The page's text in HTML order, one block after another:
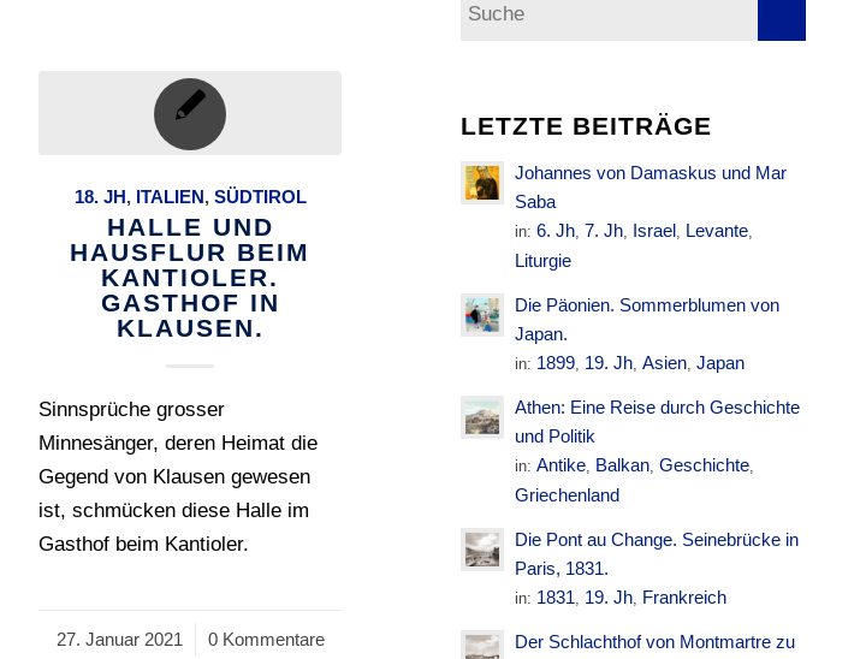
18. JH, ITALIEN, SÜDTIROL
HALLE UND
HAUSFLUR BEIM
KANTIOLER.
GASTHOF IN
KLAUSEN.
Sinnsprüche grosser
Minnesänger, deren Heimat die
Gegend von Klausen gewesen
ist, schmücken diese Halle im
Gasthof beim Kantioler.
27. Januar 2021
/ 0 Kommentare
LETZTE BEITRÄGE
Johannes von Damaskus und Mar
Saba
in:6. Jh, 7. Jh, Israel, Levante,
Liturgie
Die Päonien. Sommerblumen von
Japan.
in: 1899, 19. Jh,Asien,Japan
Athen: Eine Reise durch Geschichte
und Politik
in:Antike, Balkan,Geschichte,
Griechenland
Die Pont au Change. Seinebrücke in
Paris, 1831.
in: 1831, 19. Jh, Frankreich
Der Schlachthof von Montmartre zu